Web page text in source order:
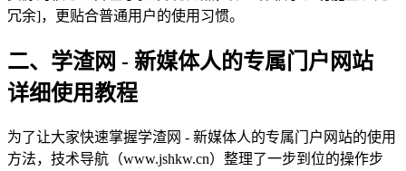
冗余]，更贴合普通用户的使用习惯。
二、学渣网 - 新媒体人的专属门户网站
详细使用教程
为了让大家快速掌握学渣网 - 新媒体人的专属门户网站的使用
方法，技术导航（www.jshkw.cn）整理了一步到位的操作步